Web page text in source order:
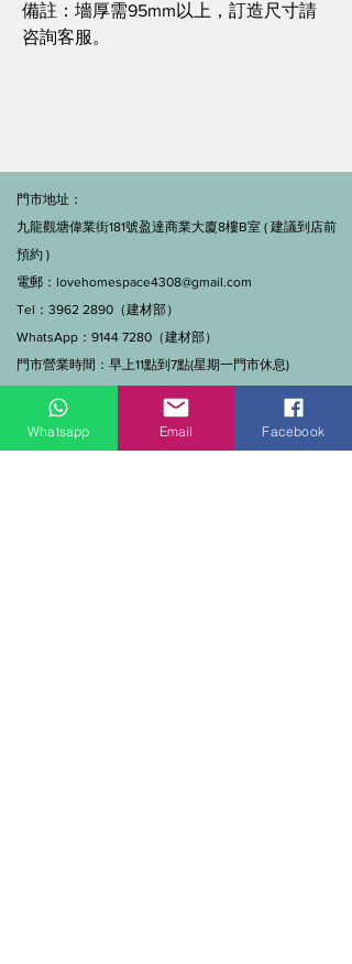
備註：墻厚需95mm以上，訂造尺寸請
咨詢客服。
門市地址：
九龍觀塘偉業街181號盈達商業大廈8樓B室 ( 建議到店前
預約 )
電郵： lovehomespace4308@gmail.com
Tel：3962 2890（建材部）
WhatsApp：9144 7280（建材部）
門市營業時間：早上11點到7點(星期一門市休息)
Whatsapp Email Facebook